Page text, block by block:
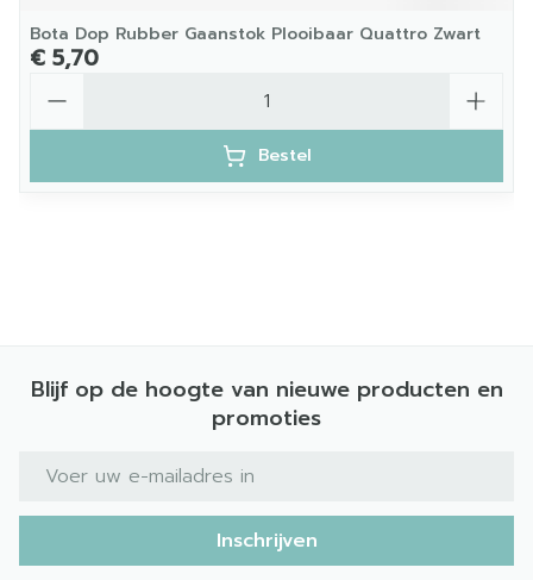
Bota Dop Rubber Gaanstok Plooibaar Quattro Zwart
€ 5,70
Bestel
Blijf op de hoogte van nieuwe producten en
promoties
E-mail adres
Inschrijven